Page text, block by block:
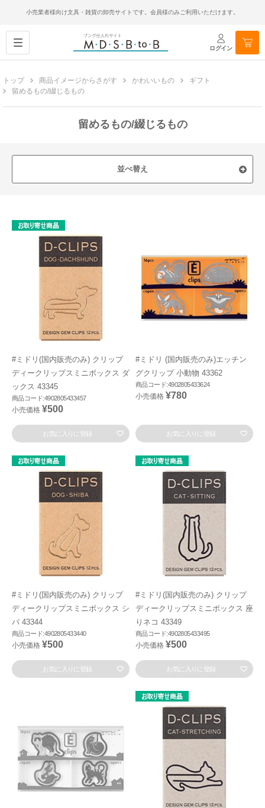
小売業者様向け文具・雑貨の卸売サイトです。会員様のみご利用いただけます。
ログイン
トップ 商品イメージからさがす かわいいもの
ギフト
留めるもの/綴じるもの
留めるもの/綴じるもの
並べ替え
#ミドリ(国内販売のみ) クリップ
ディークリップスミニボックス ダ
ックス 43345
商品コード:4902805433457
小売価格 ¥500
お気に入りに登録
#ミドリ (国内販売のみ)エッチン
グクリップ 小動物 43362
商品コード:4902805433624
小売価格 ¥780
お気に入りに登録
#ミドリ(国内販売のみ) クリップ
ディークリップスミニボックス シ
バ 43344
商品コード:4902805433440
小売価格 ¥500
お気に入りに登録
#ミドリ(国内販売のみ) クリップ
ディークリップスミニボックス 座
りネコ 43349
商品コード:4902805433495
小売価格 ¥500
お気に入りに登録